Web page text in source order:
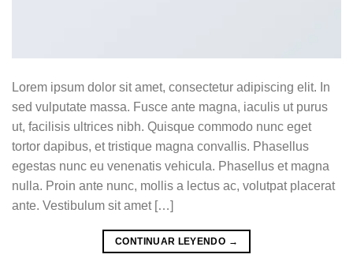
Lorem ipsum dolor sit amet, consectetur adipiscing elit. In
sed vulputate massa. Fusce ante magna, iaculis ut purus
ut, facilisis ultrices nibh. Quisque commodo nunc eget
tortor dapibus, et tristique magna convallis. Phasellus
egestas nunc eu venenatis vehicula. Phasellus et magna
nulla. Proin ante nunc, mollis a lectus ac, volutpat placerat
ante. Vestibulum sit amet […]
CONTINUAR LEYENDO →